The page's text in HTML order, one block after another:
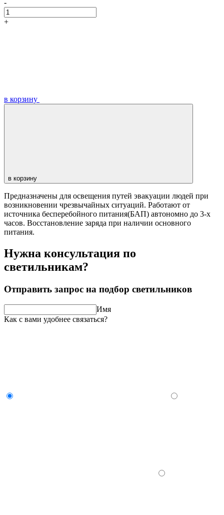
-
+
в корзину
в корзину
Предназначены для освещения путей эвакуации людей при
возникновении чрезвычайных ситуаций. Работают от
источника бесперебойного питания(БАП) автономно до 3-х
часов. Восстановление заряда при наличии основного
питания.
Нужна консультация по
светильникам?
Отправить запрос на подбор светильников
Имя
Как с вами удобнее связаться?